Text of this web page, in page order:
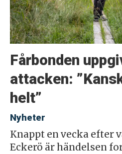
Fårbonden
attacken:
helt”
Nyheter
Knappt en vecka efter
Eckerö är händelsen